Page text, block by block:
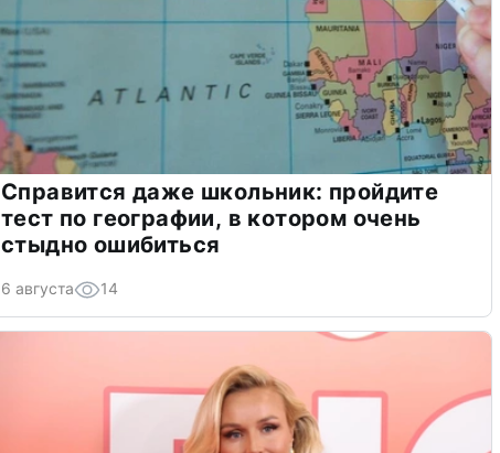
Справится даже школьник: пройдите
тест по географии, в котором очень
стыдно ошибиться
6 августа 14